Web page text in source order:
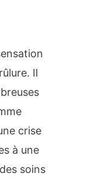
Il
crise
à une
soins